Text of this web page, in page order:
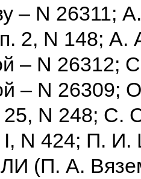
– N 26311;
2, N 148; А.
– N 26312;
– N 26309;
N 248; С.
N 424; П. И.
(П. А.